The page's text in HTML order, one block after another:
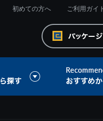
初めての方へ ご利用ガイ